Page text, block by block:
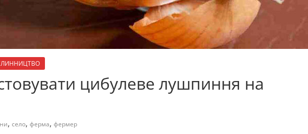
цибулеве лушпиння на
, село, ферма, фермер